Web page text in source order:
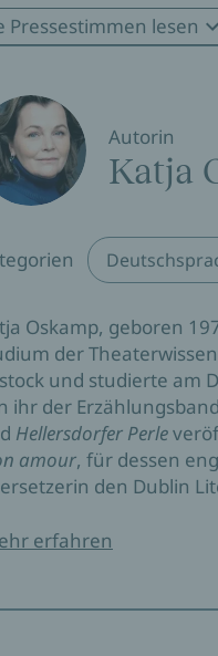
Frau" ist eine
der Endlichkeit ist.
04.11.2024
leidenschaftlich,
28.10.2024
an dieser mit viel
des
setzt.«
Zeitung
23.10.2024
Buch … Absolut
30.09.2024
an der Pointe, der
Pressestimmen lesen
Autorin
Katja
Oskamp, geboren
der
und studierte am
ihr der Erzählungsband
Hellersdorfer Perle
amour, für dessen
den Dublin
erfahren